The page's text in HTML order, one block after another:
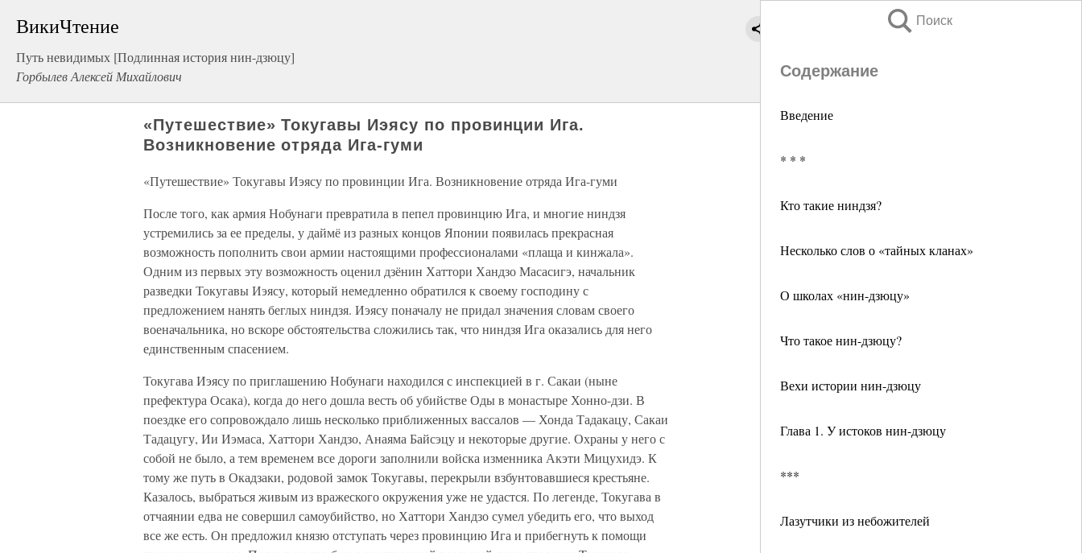
ВикиЧтение
Путь невидимых [Подлинная история нин-дзюцу]
Горбылев Алексей Михайлович
Поиск
Содержание
Введение
* * *
Кто такие ниндзя?
Несколько слов о «тайных кланах»
О школах «нин-дзюцу»
Что такое нин-дзюцу?
Вехи истории нин-дзюцу
Глава 1. У истоков нин-дзюцу
***
Лазутчики из небожителей
«Путешествие» Токугавы Иэясу по провинции Ига.
Возникновение отряда Ига-гуми
«Путешествие» Токугавы Иэясу по провинции Ига. Возникновение отряда Ига-гуми
После того, как армия Нобунаги превратила в пепел провинцию Ига, и многие ниндзя
устремились за ее пределы, у даймё из разных концов Японии появилась прекрасная
возможность пополнить свои армии настоящими профессионалами «плаща и кинжала».
Одним из первых эту возможность оценил дзёнин Хаттори Хандзо Масасигэ, начальник
разведки Токугавы Иэясу, который немедленно обратился к своему господину с
предложением нанять беглых ниндзя. Иэясу поначалу не придал значения словам своего
военачальника, но вскоре обстоятельства сложились так, что ниндзя Ига оказались для него
единственным спасением.
Токугава Иэясу по приглашению Нобунаги находился с инспекцией в г. Сакаи (ныне
префектура Осака), когда до него дошла весть об убийстве Оды в монастыре Хонно-дзи. В
поездке его сопровождало лишь несколько приближенных вассалов — Хонда Тадакацу, Сакаи
Тадацугу, Ии Иэмаса, Хаттори Хандзо, Анаяма Байсэцу и некоторые другие. Охраны у него с
собой не было, а тем временем все дороги заполнили войска изменника Акэти Мицухидэ. К
тому же путь в Окадзаки, родовой замок Токугавы, перекрыли взбунтовавшиеся крестьяне.
Казалось, выбраться живым из вражеского окружения уже не удастся. По легенде, Токугава в
отчаянии едва не совершил самоубийство, но Хаттори Хандзо сумел убедить его, что выход
все же есть. Он предложил князю отступать через провинцию Ига и прибегнуть к помощи